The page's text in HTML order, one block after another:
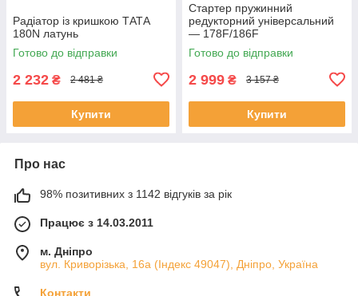
Радіатор із кришкою ТАТА
180N латунь
Готово до відправки
2 232 ₴ 2 481 ₴
Купити
Стартер пружинний
редукторний універсальний
— 178F/186F
Готово до відправки
2 999 ₴ 3 157 ₴
Купити
Про нас
98% позитивних з 1142 відгуків за рік
Працює з 14.03.2011
м. Дніпро
вул. Криворізька, 16а (Індекс 49047), Дніпро, Україна
Контакти